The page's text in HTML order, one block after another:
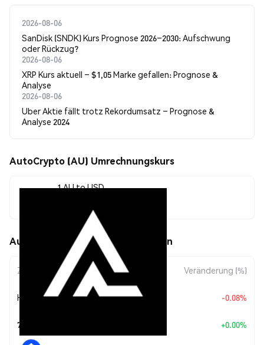
2026-08-06
SanDisk (SNDK) Kurs Prognose 2026–2030: Aufschwung
oder Rückzug?
2026-08-06
XRP Kurs aktuell – $1,05 Marke gefallen: Prognose &
Analyse
2026-08-06
Uber Aktie fällt trotz Rekordumsatz – Prognose &
Analyse 2024
AutoCrypto (AU) Umrechnungskurs
1 AU to USD
$0.00959015
AutoCrypto (AU) Kursbewegungen
Zeitraum Betragsänderung Veränderung (%)
Heute $-0.0000073 -0.08%
7 Tage +0.00%